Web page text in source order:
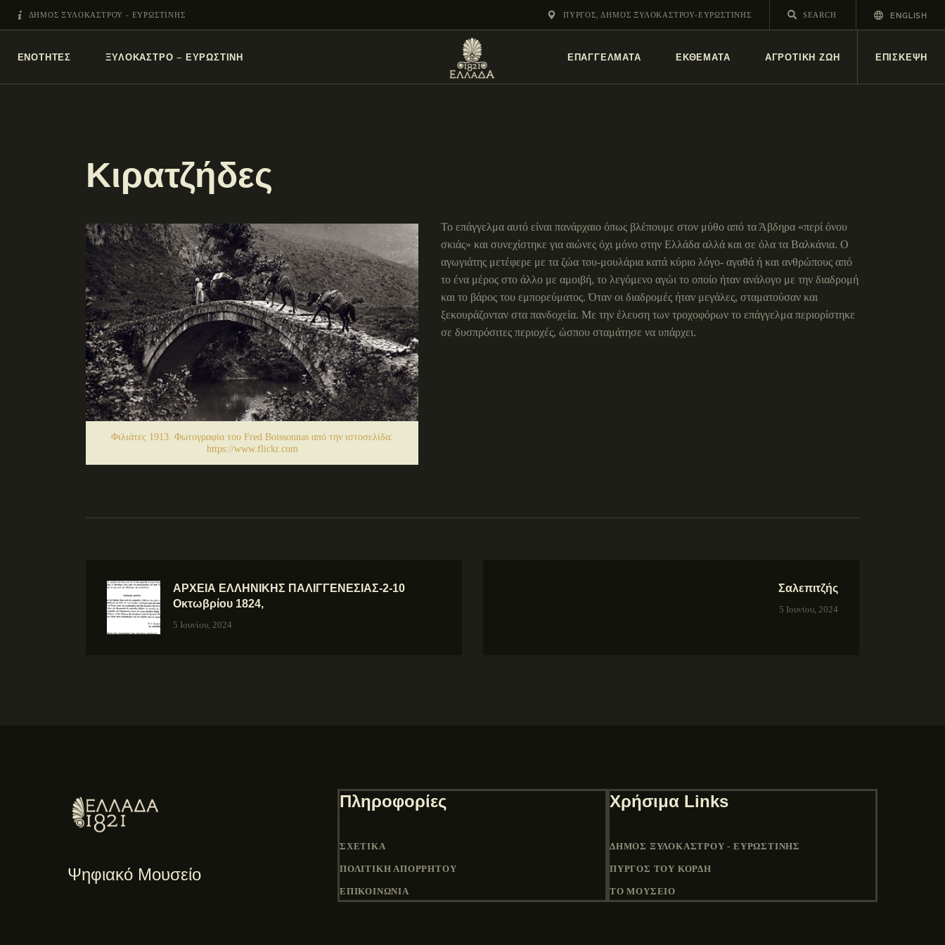
ΔΗΜΟΣ ΞΥΛΟΚΑΣΤΡΟΥ - ΕΥΡΩΣΤΙΝΗΣ ΠΎΡΓΟΣ, ΔΗΜΟΣ ΞΥΛΟΚΑΣΤΡΟΥ-ΕΥΡΩΣΤΙΝΗΣ ENGLISH
ΕΝΌΤΗΤΕΣ ΞΥΛΌΚΑΣΤΡΟ – ΕΥΡΩΣΤΊΝΗ ΕΠΑΓΓΕΛΜΑΤΑ ΕΚΘΕΜΑΤΑ ΑΓΡΟΤΙΚΗ ΖΩΗ ΕΠΙΣΚΕΨΗ
ΞΥΛΌΚΑΣΤΡΟ –
ΕΥΡΩΣΤΊΝΗ
Κιρατζήδες
Φιλιάτες 1913. Φωτογραφία του Fred Boissonnas από την ιστοσελίδα:
https://www.flickr.com
Το επάγγελμα αυτό είναι πανάρχαιο όπως βλέπουμε στον μύθο από τα Άβδηρα «περί όνου
σκιάς» και συνεχίστηκε για αιώνες όχι μόνο στην Ελλάδα αλλά και σε όλα τα Βαλκάνια. Ο
αγωγιάτης μετέφερε με τα ζώα του-μουλάρια κατά κύριο λόγο- αγαθά ή και ανθρώπους από
το ένα μέρος στο άλλο με αμοιβή, το λεγόμενο αγώι το οποίο ήταν ανάλογο με την διαδρομή
και το βάρος του εμπορεύματος. Όταν οι διαδρομές ήταν μεγάλες, σταματούσαν και
ξεκουράζονταν στα πανδοχεία. Με την έλευση των τροχοφόρων το επάγγελμα περιορίστηκε
σε δυσπρόσιτες περιοχές, ώσπου σταμάτησε να υπάρχει.
ΑΡΧΕΙΑ ΕΛΛΗΝΙΚΗΣ ΠΑΛΙΓΓΕΝΕΣΙΑΣ-2-10
Οκτωβρίου 1824,
5 Ιουνίου, 2024
Σαλεπιτζής
5 Ιουνίου, 2024
Ψηφιακό Μουσείο
Πληροφορίες
ΣΧΕΤΙΚΆ
ΠΟΛΙΤΙΚΉ ΑΠΟΡΡΉΤΟΥ
ΕΠΙΚΟΙΝΩΝΙΑ
Χρήσιμα Links
ΔΉΜΟΣ ΞΥΛΟΚΆΣΤΡΟΥ - ΕΥΡΩΣΤΊΝΗΣ
ΠΎΡΓΟΣ ΤΟΥ ΚΟΡΔΉ
ΤΟ ΜΟΥΣΕΙΟ